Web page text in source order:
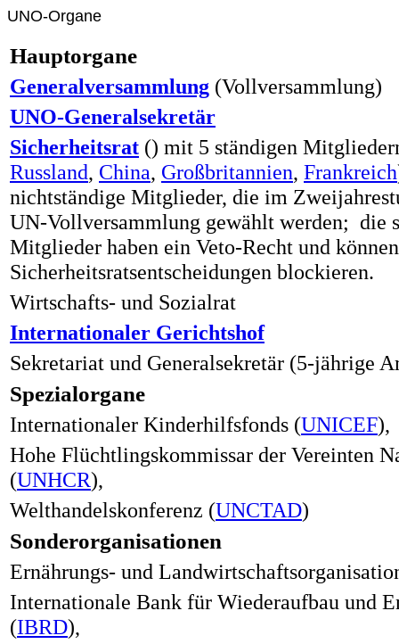
UNO-Organe
Hauptorgane
Generalversammlung (Vollversammlung)
UNO-Generalsekretär
Sicherheitsrat () mit 5 ständigen
Russland, China, Großbritannien, Frankreich
nichtständige Mitglieder, die im
UN-Vollversammlung gewählt werden; die
Mitglieder haben ein Veto-Recht und
Sicherheitsratsentscheidungen blockieren.
Wirtschafts- und Sozialrat
Internationaler Gerichtshof
Sekretariat und Generalsekretär (5-jährige
Spezialorgane
Internationaler Kinderhilfsfonds (UNICEF),
Hohe Flüchtlingskommissar der Vereinten
(UNHCR),
Welthandelskonferenz (UNCTAD)
Sonderorganisationen
Ernährungs- und
Internationale Bank für Wiederaufbau und
(IBRD),